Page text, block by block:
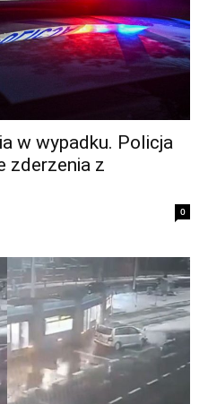
w wypadku. Policja
zderzenia z
0